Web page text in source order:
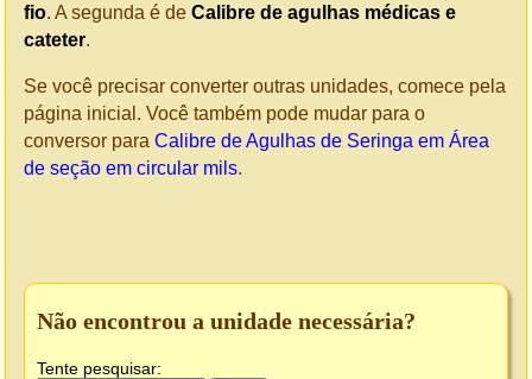
fio. A segunda é de Calibre de agulhas médicas e
cateter.
Se você precisar converter outras unidades, comece pela
página inicial. Você também pode mudar para o
conversor para Calibre de Agulhas de Seringa em Área
de seção em circular mils.
Não encontrou a unidade necessária?
Tente pesquisar: